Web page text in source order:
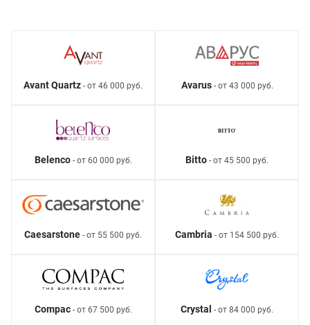
Avant Quartz - от 46 000 руб. Avarus- от 43 000 руб.
Belenco- от 60 000 руб. Bitto - от 45 500 руб.
Caesarstone - от 55 500 руб. Cambria - от 154 500 руб.
Compac- от 67 500 руб. Crystal - от 84 000 руб.